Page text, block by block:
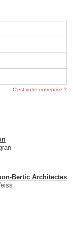
C'est votre entreprise ?
Bertic Architectes